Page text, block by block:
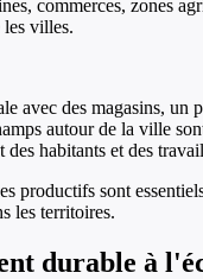
commerces, zones
villes.
avec des magasins, un
autour de la ville
habitants et des
productifs sont
les territoires.
durable à